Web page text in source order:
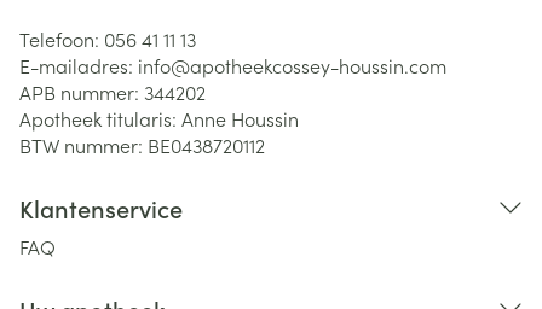
Telefoon: 056 41 11 13
E-mailadres: info@apotheekcossey-houssin.com
APB nummer: 344202
Apotheek titularis: Anne Houssin
BTW nummer: BE0438720112
Klantenservice
FAQ